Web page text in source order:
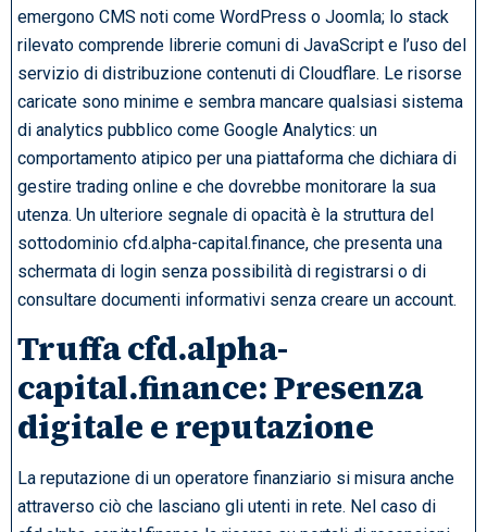
emergono CMS noti come WordPress o Joomla; lo stack
rilevato comprende librerie comuni di JavaScript e l’uso del
servizio di distribuzione contenuti di Cloudflare. Le risorse
caricate sono minime e sembra mancare qualsiasi sistema
di analytics pubblico come Google Analytics: un
comportamento atipico per una piattaforma che dichiara di
gestire trading online e che dovrebbe monitorare la sua
utenza. Un ulteriore segnale di opacità è la struttura del
sottodominio cfd.alpha-capital.finance, che presenta una
schermata di login senza possibilità di registrarsi o di
consultare documenti informativi senza creare un account.
Truffa cfd.alpha-
capital.finance: Presenza
digitale e reputazione
La reputazione di un operatore finanziario si misura anche
attraverso ciò che lasciano gli utenti in rete. Nel caso di